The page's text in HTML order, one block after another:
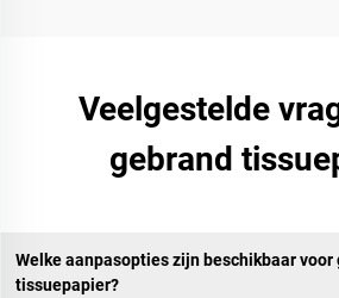
Veelgestelde
gebrand
Welke aanpasopties zijn beschikbaar voor
tissuepapier?